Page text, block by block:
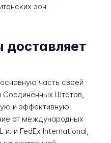
зон.
доставляет
часть своей
Соединённых Штатов,
и эффективную
от международных
или FedEx International,